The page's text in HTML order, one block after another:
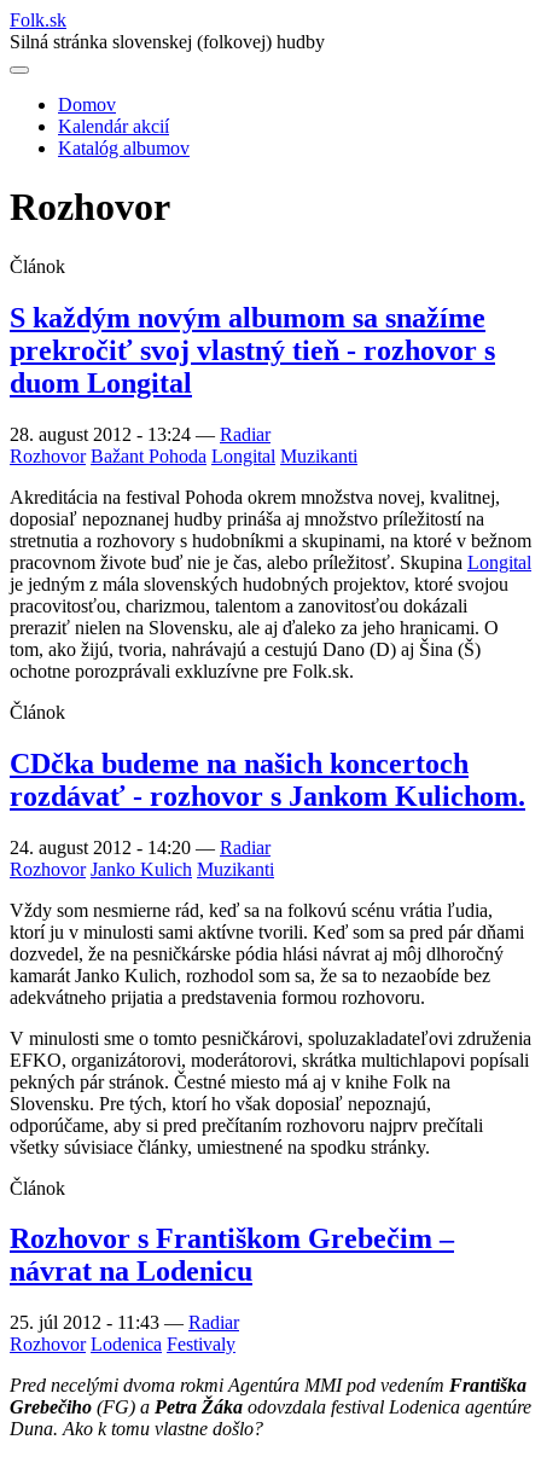
Folk.sk
Silná stránka slovenskej (folkovej) hudby
Main
navigation
Domov
Kalendár akcií
Katalóg albumov
Rozhovor
Článok
S každým novým albumom sa snažíme
prekročiť svoj vlastný tieň - rozhovor s
duom Longital
28. august 2012 - 13:24 — Radiar
Rozhovor Bažant Pohoda Longital Muzikanti
Akreditácia na festival Pohoda okrem množstva novej, kvalitnej,
doposiaľ nepoznanej hudby prináša aj množstvo príležitostí na
stretnutia a rozhovory s hudobníkmi a skupinami, na ktoré v bežnom
pracovnom živote buď nie je čas, alebo príležitosť. Skupina Longital
je jedným z mála slovenských hudobných projektov, ktoré svojou
pracovitosťou, charizmou, talentom a zanovitosťou dokázali
preraziť nielen na Slovensku, ale aj ďaleko za jeho hranicami. O
tom, ako žijú, tvoria, nahrávajú a cestujú Dano (D) aj Šina (Š)
ochotne porozprávali exkluzívne pre Folk.sk.
Článok
CDčka budeme na našich koncertoch
rozdávať - rozhovor s Jankom Kulichom.
24. august 2012 - 14:20 — Radiar
Rozhovor Janko Kulich Muzikanti
Vždy som nesmierne rád, keď sa na folkovú scénu vrátia ľudia,
ktorí ju v minulosti sami aktívne tvorili. Keď som sa pred pár dňami
dozvedel, že na pesničkárske pódia hlási návrat aj môj dlhoročný
kamarát Janko Kulich, rozhodol som sa, že sa to nezaobíde bez
adekvátneho prijatia a predstavenia formou rozhovoru.
V minulosti sme o tomto pesničkárovi, spoluzakladateľovi združenia
EFKO, organizátorovi, moderátorovi, skrátka multichlapovi popísali
pekných pár stránok. Čestné miesto má aj v knihe Folk na
Slovensku. Pre tých, ktorí ho však doposiaľ nepoznajú,
odporúčame, aby si pred prečítaním rozhovoru najprv prečítali
všetky súvisiace články, umiestnené na spodku stránky.
Článok
Rozhovor s Františkom Grebečim –
návrat na Lodenicu
25. júl 2012 - 11:43 — Radiar
Rozhovor Lodenica Festivaly
Pred necelými dvoma rokmi Agentúra MMI pod vedením Františka
Grebečiho (FG) a Petra Žáka odovzdala festival Lodenica agentúre
Duna. Ako k tomu vlastne došlo?